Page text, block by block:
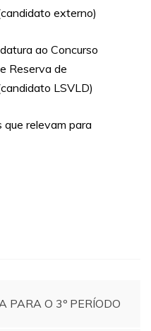
externo)
ao Concurso
Reserva de
LSVLD)
que relevam para
PARA O 3º PERÍODO